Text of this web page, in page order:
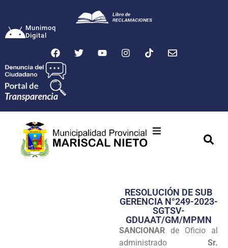
Munimoq
Digital
Transparencia
Seguridad
Programas
RESOLUCIÓN DE SUB
GERENCIA N°249-2023-
SGTSV-
GDUAAT/GM/MPMN
SANCIONAR de Oficio al
administrado Sr.